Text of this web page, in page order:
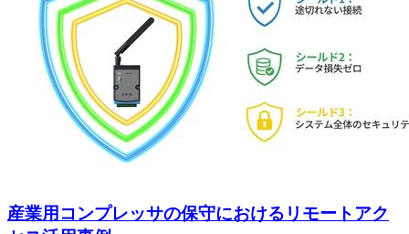
産業用コンプレッサの保守におけるリモートアク